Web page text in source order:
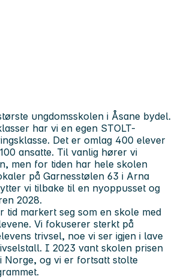
ungdomsskolen i Åsane bydel.
har vi en egen STOLT-
Det er omlag 400 elever
ansatte. Til vanlig hører vi
men for tiden har hele skolen
på Garnesstølen 63 i Arna
vi tilbake til en nyoppusset og
2028.
tid markert seg som en skole med
Vi fokuserer sterkt på
trivsel, noe vi ser igjen i lave
I 2023 vant skolen prisen
Norge, og vi er fortsatt stolte